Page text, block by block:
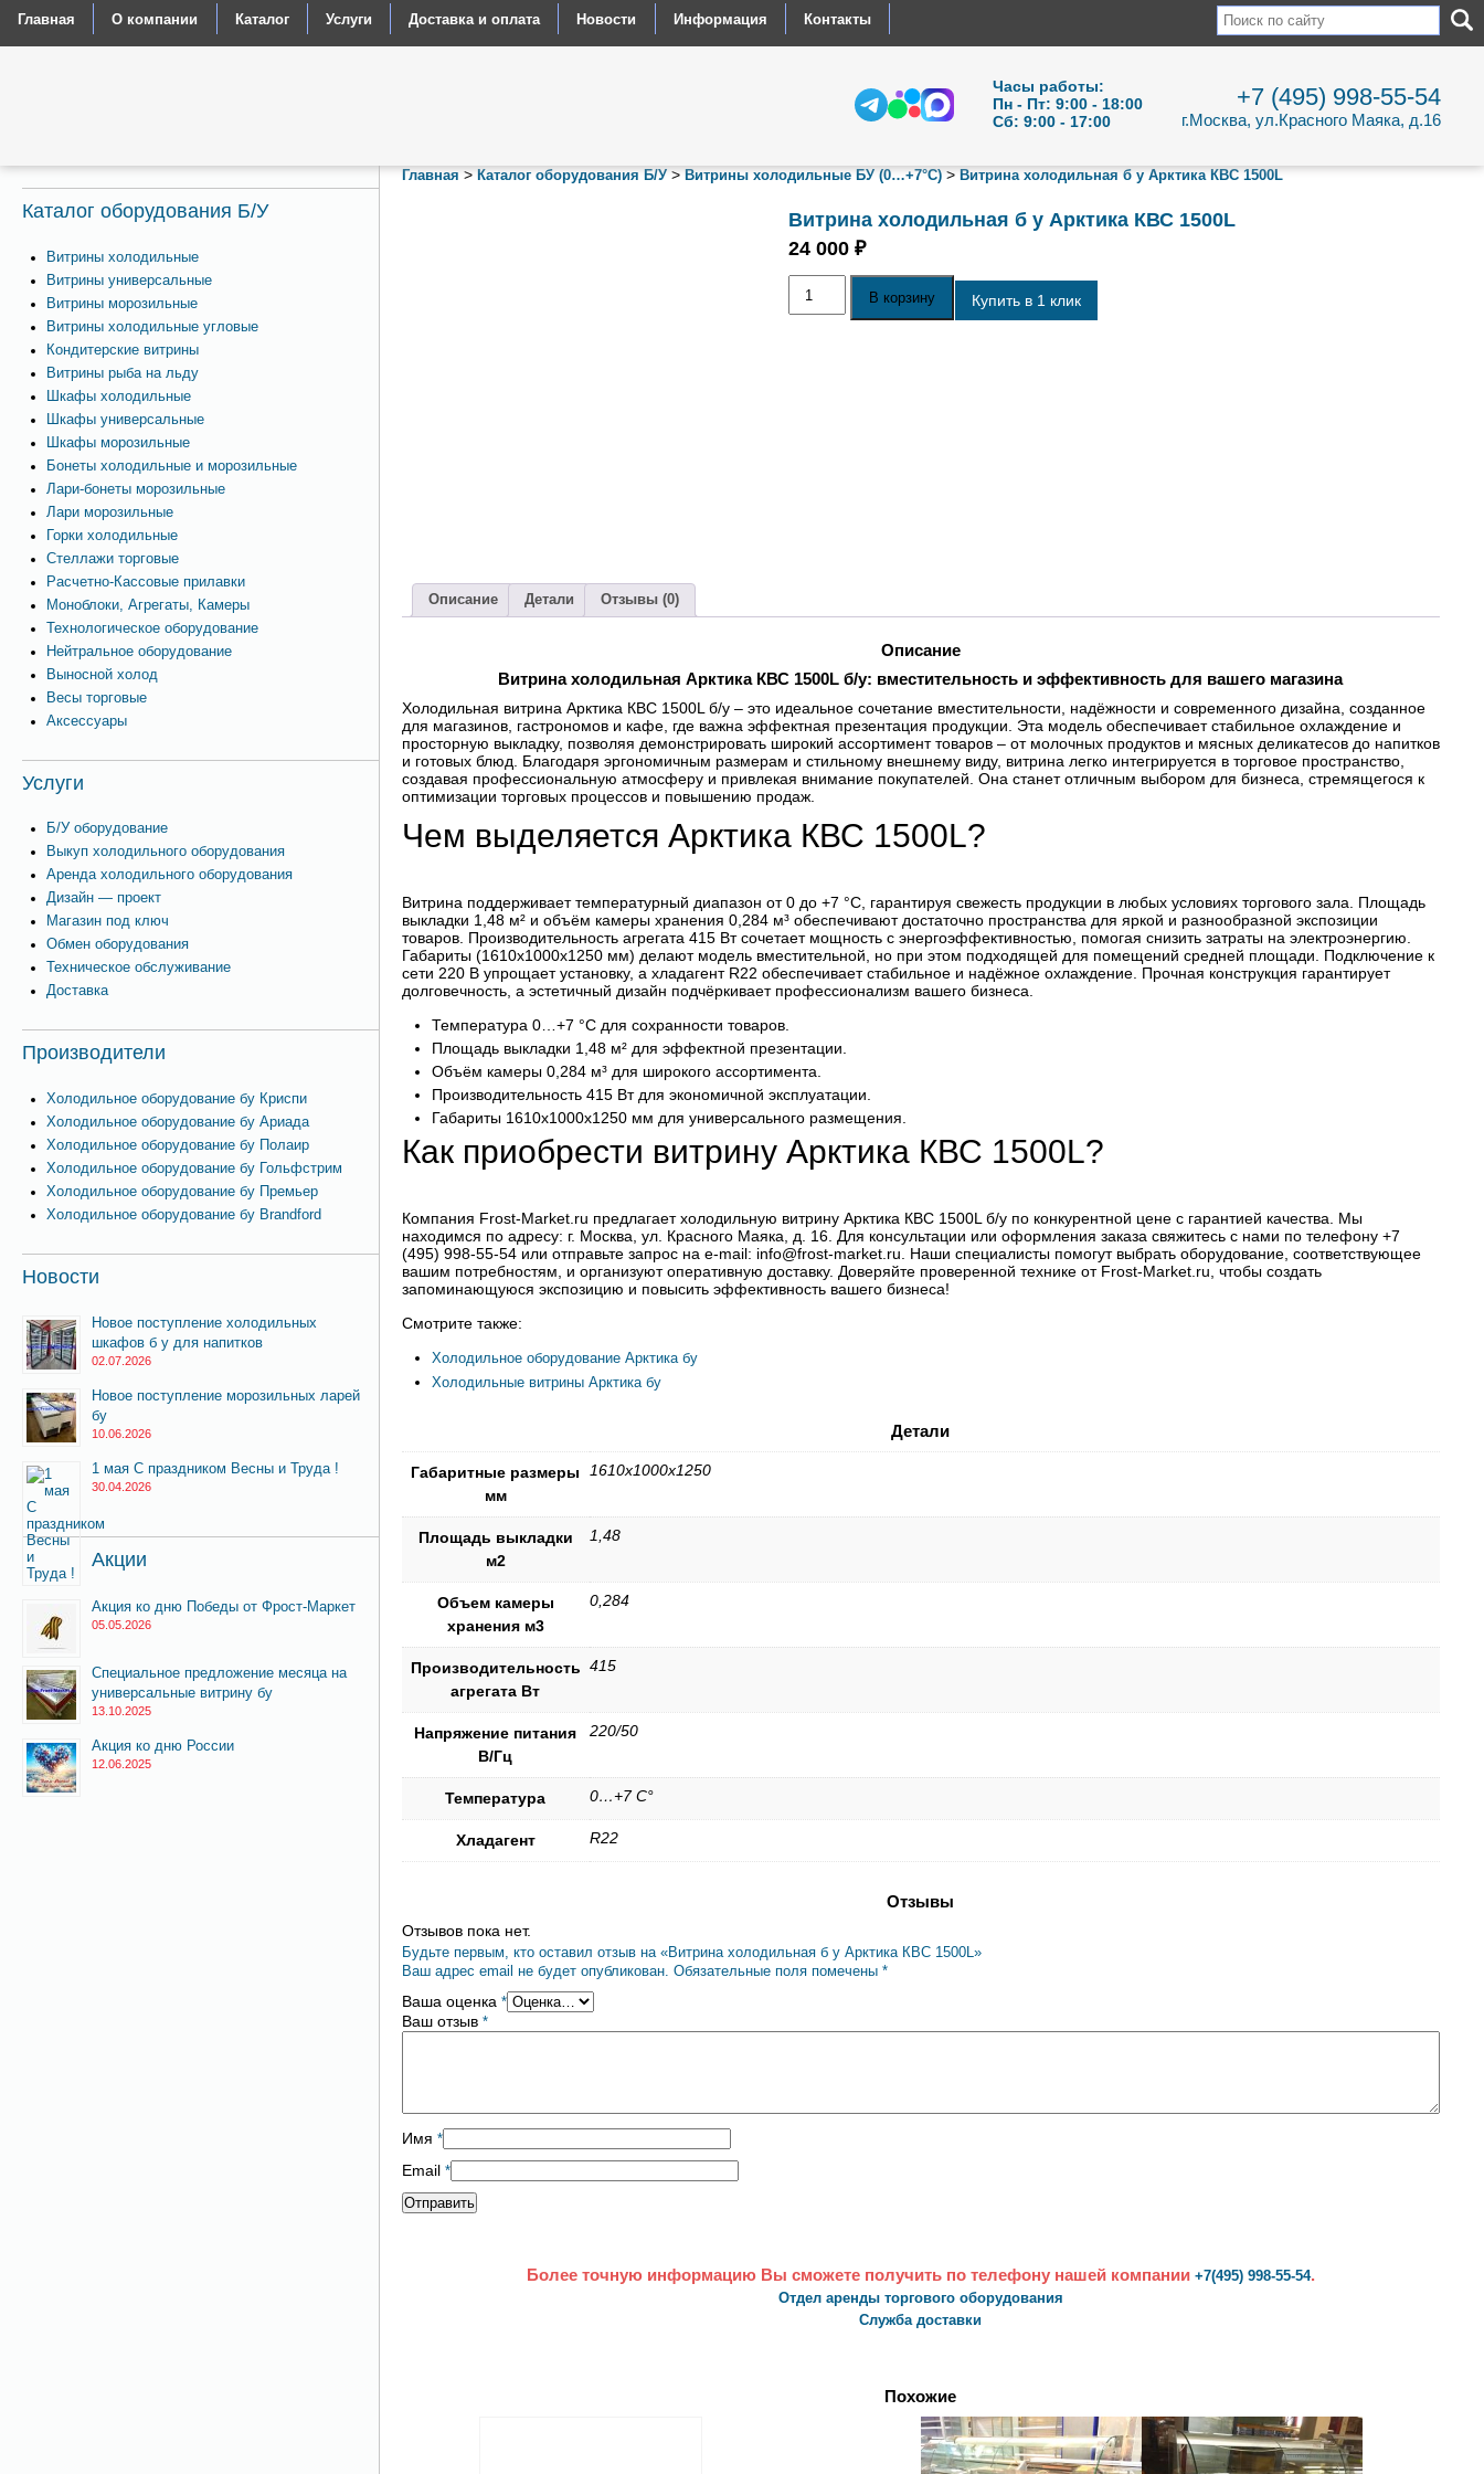
Главная О компании Каталог Услуги Доставка и оплата Новости Информация Контакты
Часы работы:
Пн - Пт: 9:00 - 18:00
Сб: 9:00 - 17:00
+7 (495) 998-55-54
г.Москва, ул.Красного Маяка, д.16
Главная>Каталог оборудования Б/У>Витрины холодильные БУ (0…+7°С)>Витрина холодильная б у Арктика КВС 1500L
Витрина холодильная б у Арктика КВС 1500L
24 000 ₽
Количество
товара
Витрина
В корзину Купить в 1 клик
Описание Детали Отзывы (0)
Описание
Витрина холодильная Арктика КВС 1500L б/у: вместительность и эффективность для вашего магазина
Холодильная витрина Арктика КВС 1500L б/у – это идеальное сочетание вместительности, надёжности и современного дизайна, созданное
для магазинов, гастрономов и кафе, где важна эффектная презентация продукции. Эта модель обеспечивает стабильное охлаждение и
просторную выкладку, позволяя демонстрировать широкий ассортимент товаров – от молочных продуктов и мясных деликатесов до напитков
и готовых блюд. Благодаря эргономичным размерам и стильному внешнему виду, витрина легко интегрируется в торговое пространство,
создавая профессиональную атмосферу и привлекая внимание покупателей. Она станет отличным выбором для бизнеса, стремящегося к
оптимизации торговых процессов и повышению продаж.
Чем выделяется Арктика КВС 1500L?
Витрина поддерживает температурный диапазон от 0 до +7 °C, гарантируя свежесть продукции в любых условиях торгового зала. Площадь
выкладки 1,48 м² и объём камеры хранения 0,284 м³ обеспечивают достаточно пространства для яркой и разнообразной экспозиции
товаров. Производительность агрегата 415 Вт сочетает мощность с энергоэффективностью, помогая снизить затраты на электроэнергию.
Габариты (1610х1000х1250 мм) делают модель вместительной, но при этом подходящей для помещений средней площади. Подключение к
сети 220 В упрощает установку, а хладагент R22 обеспечивает стабильное и надёжное охлаждение. Прочная конструкция гарантирует
долговечность, а эстетичный дизайн подчёркивает профессионализм вашего бизнеса.
Температура 0…+7 °C для сохранности товаров.
Площадь выкладки 1,48 м² для эффектной презентации.
Объём камеры 0,284 м³ для широкого ассортимента.
Производительность 415 Вт для экономичной эксплуатации.
Габариты 1610х1000х1250 мм для универсального размещения.
Как приобрести витрину Арктика КВС 1500L?
Компания Frost-Market.ru предлагает холодильную витрину Арктика КВС 1500L б/у по конкурентной цене с гарантией качества. Мы
находимся по адресу: г. Москва, ул. Красного Маяка, д. 16. Для консультации или оформления заказа свяжитесь с нами по телефону +7
(495) 998-55-54 или отправьте запрос на e-mail: info@frost-market.ru. Наши специалисты помогут выбрать оборудование, соответствующее
вашим потребностям, и организуют оперативную доставку. Доверяйте проверенной технике от Frost-Market.ru, чтобы создать
запоминающуюся экспозицию и повысить эффективность вашего бизнеса!
Смотрите также:
Холодильное оборудование Арктика бу
Холодильные витрины Арктика бу
Детали
Габаритные размеры
мм
1610х1000х1250
Площадь выкладки
м2
1,48
Объем камеры
хранения м3
0,284
Производительность
агрегата Вт
415
Напряжение питания
В/Гц
220/50
Температура 0…+7 С°
Хладагент R22
Отзывы
Отзывов пока нет.
Будьте первым, кто оставил отзыв на «Витрина холодильная б у Арктика КВС 1500L»
Ваш адрес email не будет опубликован. Обязательные поля помечены *
Ваша оценка *
Ваш отзыв *
Имя *
Email *
Более точную информацию Вы сможете получить по телефону нашей компании +7(495) 998-55-54.
Отдел аренды торгового оборудования
Служба доставки
Похожие
Каталог оборудования Б/У
Витрины холодильные
Витрины универсальные
Витрины морозильные
Витрины холодильные угловые
Кондитерские витрины
Витрины рыба на льду
Шкафы холодильные
Шкафы универсальные
Шкафы морозильные
Бонеты холодильные и морозильные
Лари-бонеты морозильные
Лари морозильные
Горки холодильные
Стеллажи торговые
Расчетно-Кассовые прилавки
Моноблоки, Агрегаты, Камеры
Технологическое оборудование
Нейтральное оборудование
Выносной холод
Весы торговые
Аксессуары
Услуги
Б/У оборудование
Выкуп холодильного оборудования
Аренда холодильного оборудования
Дизайн — проект
Магазин под ключ
Обмен оборудования
Техническое обслуживание
Доставка
Производители
Холодильное оборудование бу Криспи
Холодильное оборудование бу Ариада
Холодильное оборудование бу Полаир
Холодильное оборудование бу Гольфстрим
Холодильное оборудование бу Премьер
Холодильное оборудование бу Brandford
Новости
Новое поступление холодильных
шкафов б у для напитков
02.07.2026
Новое поступление морозильных ларей
бу
10.06.2026
1 мая С праздником Весны и Труда !
30.04.2026
Акции
Акция ко дню Победы от Фрост-Маркет
05.05.2026
Специальное предложение месяца на
универсальные витрину бу
13.10.2025
Акция ко дню России
12.06.2025